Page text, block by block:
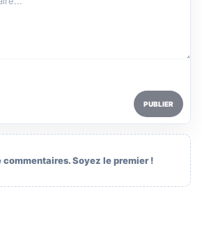
PUBLIER
commentaires. Soyez le premier !